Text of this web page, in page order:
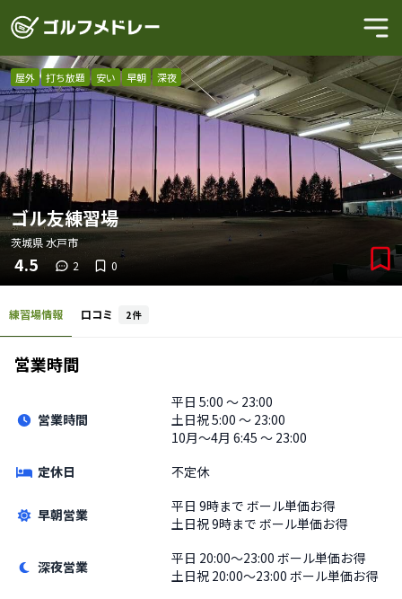
屋外 打ち放題 安い 早朝 深夜
ゴル友練習場
茨城県水戸市
4.5 2 0
練習場情報 口コミ 2件
営業時間
営業時間
平日 5:00 〜 23:00
土日祝5:00 〜 23:00
10月〜4月 6:45 〜 23:00
定休日
不定休
早朝営業 平日 9時まで ボール単価お得
土日祝9時まで ボール単価お得
深夜営業 平日 20:00〜23:00 ボール単価お得
土日祝 20:00〜23:00 ボール単価お得